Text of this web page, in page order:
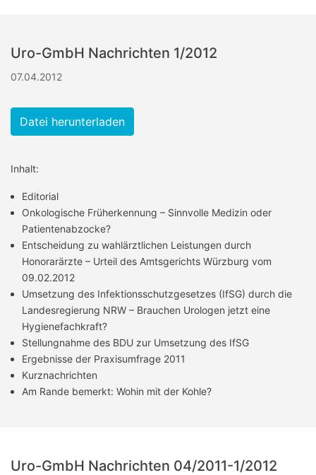
Uro-GmbH Nachrichten 1/2012
07.04.2012
Datei herunterladen
Inhalt:
Editorial
Onkologische Früherkennung – Sinnvolle Medizin oder
Patientenabzocke?
Entscheidung zu wahlärztlichen Leistungen durch
Honorarärzte – Urteil des Amtsgerichts Würzburg vom
09.02.2012
Umsetzung des Infektionsschutzgesetzes (IfSG) durch die
Landesregierung NRW – Brauchen Urologen jetzt eine
Hygienefachkraft?
Stellungnahme des BDU zur Umsetzung des IfSG
Ergebnisse der Praxisumfrage 2011
Kurznachrichten
Am Rande bemerkt: Wohin mit der Kohle?
Uro-GmbH Nachrichten 04/2011-1/2012